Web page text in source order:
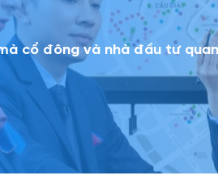
Phổ biến nhất
Báo cáo tài chính Thông tin giao dịch
Thông tin giao dịch
cổ đông và nhà đầu tư